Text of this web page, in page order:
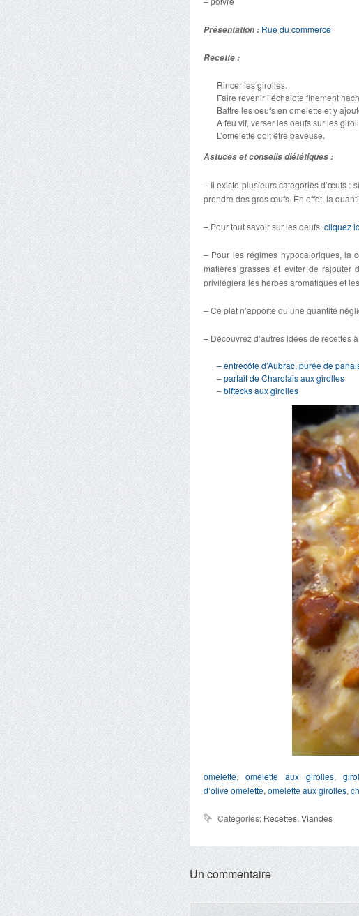
Présentation : Rue du commerce
Recette :
Rincer les girolles.
Faire revenir l’échalote finement
Battre les oeufs en omelette et y
A feu vif, verser les oeufs sur les
L’omelette doit être baveuse.
Astuces et conseils diététiques :
– Il existe plusieurs catégories d’œufs :
prendre des gros œufs. En effet, la
– Pour tout savoir sur les oeufs, cliquez
– Pour les régimes hypocaloriques, la
matières grasses et éviter de rajouter
privilégiera les herbes aromatiques et
– Ce plat n’apporte qu’une quantité
– Découvrez d’autres idées de recettes
– entrecôte d’Aubrac, purée de
–parfait de Charolais aux girolles
–biftecks aux girolles
omelette, omelette aux girolles,
d’oliveomelette, omelette aux girolles,
Categories: Recettes, Viandes
Un commentaire